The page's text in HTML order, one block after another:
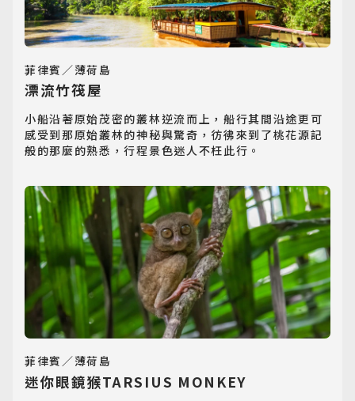
Southeast Asia
歐洲旅遊
Europe
Cruiseship
迷你團(包車)
最新消息
Announcement
客製旅遊
Customized Tour
菲律賓／薄荷島
漂流竹筏屋
小船沿著原始茂密的叢林逆流而上，船行其間沿途更可
感受到那原始叢林的神秘與驚奇，彷彿來到了桃花源記
般的那麼的熟悉，行程景色迷人不枉此行。
菲律賓／薄荷島
迷你眼鏡猴TARSIUS MONKEY